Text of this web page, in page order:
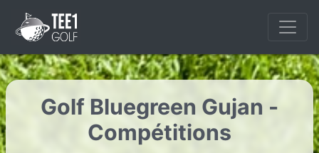
Golf Bluegreen Gujan -
Compétitions